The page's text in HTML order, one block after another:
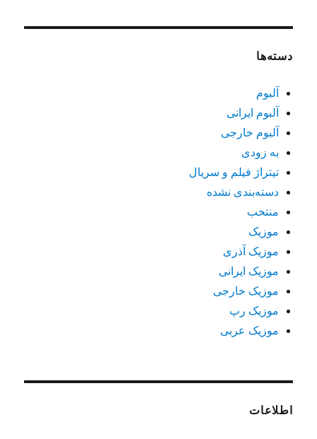
دسته‌ها
آلبوم
آلبوم ایرانی
آلبوم خارجی
به زودی
تیتراژ فیلم و سریال
دسته‌بندی نشده
منتخب
موزیک
موزیک آذری
موزیک ایرانی
موزیک خارجی
موزیک رپ
موزیک عربی
اطلاعات